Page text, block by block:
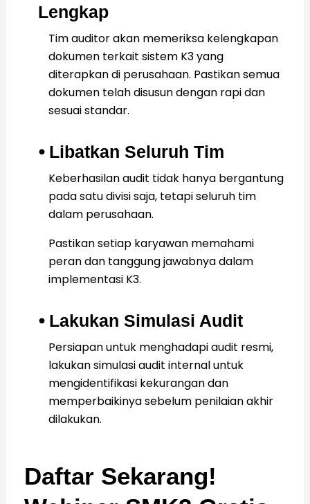
Lengkap
Tim auditor akan memeriksa kelengkapan
dokumen terkait sistem K3 yang
diterapkan di perusahaan. Pastikan semua
dokumen telah disusun dengan rapi dan
sesuai standar.
⦁ Libatkan Seluruh Tim
Keberhasilan audit tidak hanya bergantung
pada satu divisi saja, tetapi seluruh tim
dalam perusahaan.
Pastikan setiap karyawan memahami
peran dan tanggung jawabnya dalam
implementasi K3.
⦁ Lakukan Simulasi Audit
Persiapan untuk menghadapi audit resmi,
lakukan simulasi audit internal untuk
mengidentifikasi kekurangan dan
memperbaikinya sebelum penilaian akhir
dilakukan.
Daftar Sekarang!